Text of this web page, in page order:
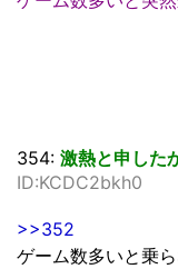
354: 激熱と申した
ID:KCDC2bkh0
>>352
ゲーム数多いと乗